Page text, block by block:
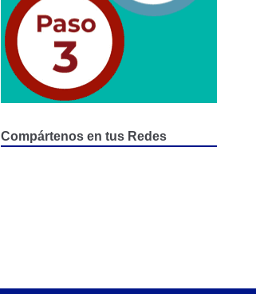
Compártenos en tus Redes